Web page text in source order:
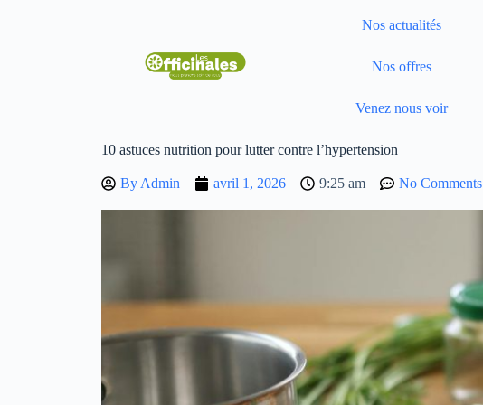
Nos actualités
Nos offres
Venez nous voir
10 astuces nutrition pour lutter contre l’hypertension
By Admin avril 1, 2026 9:25 am No Comments